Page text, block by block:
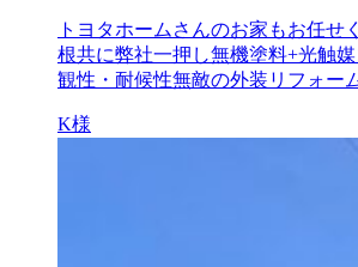
トヨタホームさんのお家もお任せ
根共に弊社一押し無機塗料+光触
観性・耐候性無敵の外装リフォー
K様